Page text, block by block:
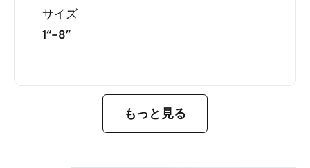
サイズ
1“-8”
もっと詳しく知る
もっと見る